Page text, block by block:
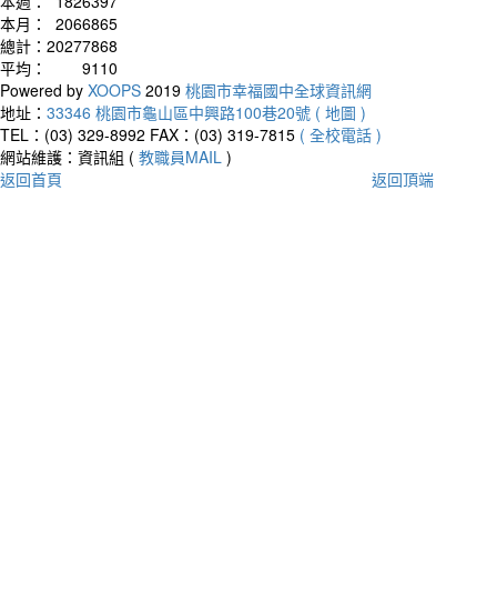
本月：
2066865
總計： 20277868
平均：
9110
Powered by XOOPS 2019 桃園市幸福國中全球資訊網
地址： 33346 桃園市龜山區中興路100巷20號 ( 地圖 )
TEL：(03) 329-8992 FAX：(03) 319-7815 ( 全校電話 )
網站維護：資訊組 ( 教職員MAIL )
返回首頁
返回頂端